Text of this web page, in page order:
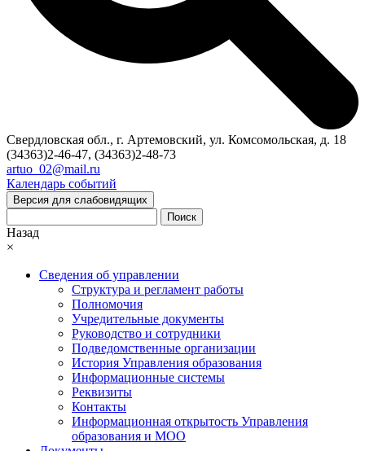
Свердловская обл., г. Артемовский, ул. Комсомольская, д. 18
(34363)2-46-47, (34363)2-48-73
artuo_02@mail.ru
Календарь событий
Версия для слабовидящих
Поиск
Назад
×
Сведения об управлении
Структура и регламент работы
Полномочия
Учредительные документы
Руководство и сотрудники
Подведомственные организации
История Управления образования
Информационные системы
Реквизиты
Контакты
Информационная открытость Управления
образования и МОО